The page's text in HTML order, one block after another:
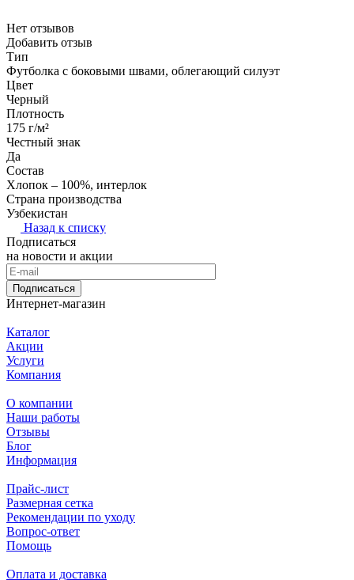
Нет отзывов
Добавить отзыв
Тип
Футболка с боковыми швами, облегающий силуэт
Цвет
Черный
Плотность
175 г/м²
Честный знак
Да
Состав
Хлопок – 100%, интерлок
Страна производства
Узбекистан
Назад к списку
Подписаться
на новости и акции
Подписаться
Интернет-магазин
Каталог
Акции
Услуги
Компания
О компании
Наши работы
Отзывы
Блог
Информация
Прайс-лист
Размерная сетка
Рекомендации по уходу
Вопрос-ответ
Помощь
Оплата и доставка